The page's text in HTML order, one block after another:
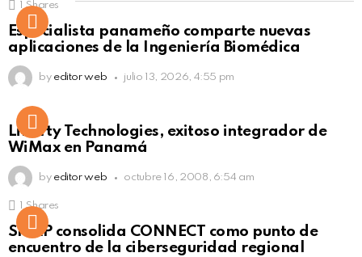
Click to view this post
Shares
Especialista panameño comparte nuevas
aplicaciones de la Ingeniería Biomédica
by editor web julio 13, 2026, 4:55 pm
Liberty Technologies, exitoso integrador de
WiMax en Panamá
by editor web octubre 16, 2008, 6:54 am
Click to view this post
Shares
SISAP consolida CONNECT como punto de
encuentro de la ciberseguridad regional